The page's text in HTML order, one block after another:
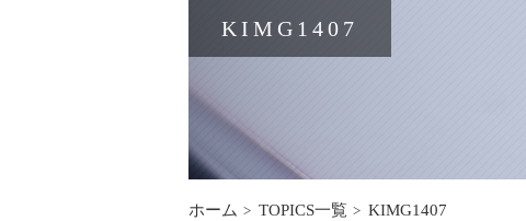
KIMG1407
ホーム TOPICS一覧 KIMG1407